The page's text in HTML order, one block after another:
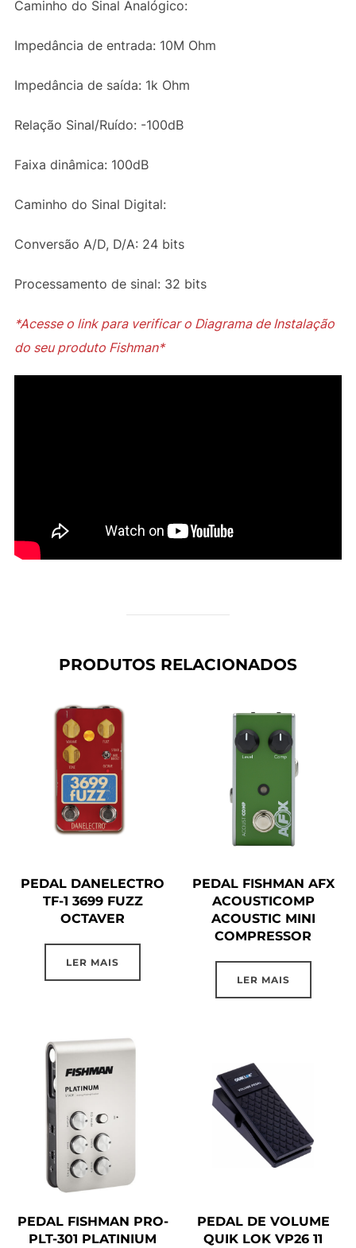
Caminho do Sinal Analógico:
Impedância de entrada: 10M Ohm
Impedância de saída: 1k Ohm
Relação Sinal/Ruído: -100dB
Faixa dinâmica: 100dB
Caminho do Sinal Digital:
Conversão A/D, D/A: 24 bits
Processamento de sinal: 32 bits
*Acesse o link para verificar o Diagrama de Instalação
do seu produto Fishman*
PRODUTOS RELACIONADOS
PEDAL DANELECTRO
TF-1 3699 FUZZ
OCTAVER
LER MAIS
PEDAL FISHMAN AFX
ACOUSTICOMP
ACOUSTIC MINI
COMPRESSOR
LER MAIS
PEDAL FISHMAN PRO-
PLT-301 PLATINIUM
PEDAL DE VOLUME
QUIK LOK VP26 11